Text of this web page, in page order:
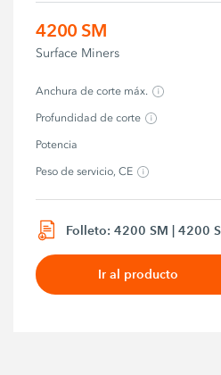
4200 SM
Surface Miners
Anchura de corte máx.
Profundidad de corte
Potencia
Peso de servicio, CE
Folleto: 4200 SM | 4200
Ir al producto